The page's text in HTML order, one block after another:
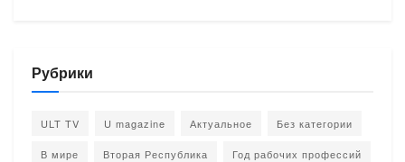
Рубрики
ULT TV U magazine Актуальное Без категории
В мире Вторая Республика Год рабочих профессий